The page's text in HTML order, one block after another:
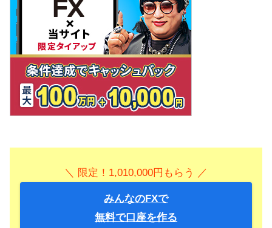
＼ 限定！1,010,000円もらう ／
みんなのFXで
無料で口座を作る